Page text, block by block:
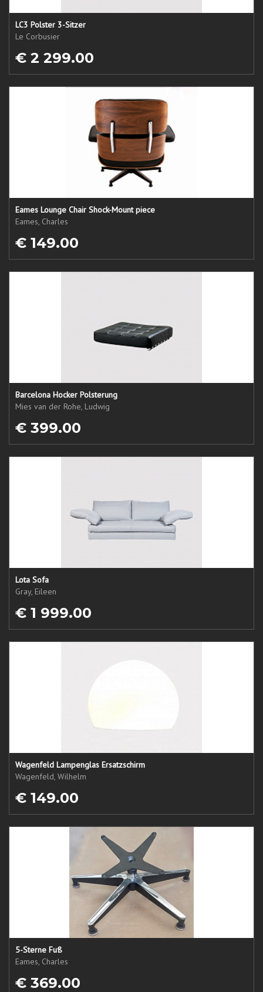
LC3 Polster 3-Sitzer
Le Corbusier
€ 2 299.00
Eames Lounge Chair Shock-Mount piece
Eames, Charles
€ 149.00
Barcelona Hocker Polsterung
Mies van der Rohe, Ludwig
€ 399.00
Lota Sofa
Gray, Eileen
€ 1 999.00
Wagenfeld Lampenglas Ersatzschirm
Wagenfeld, Wilhelm
€ 149.00
5-Sterne Fuß
Eames, Charles
€ 369.00